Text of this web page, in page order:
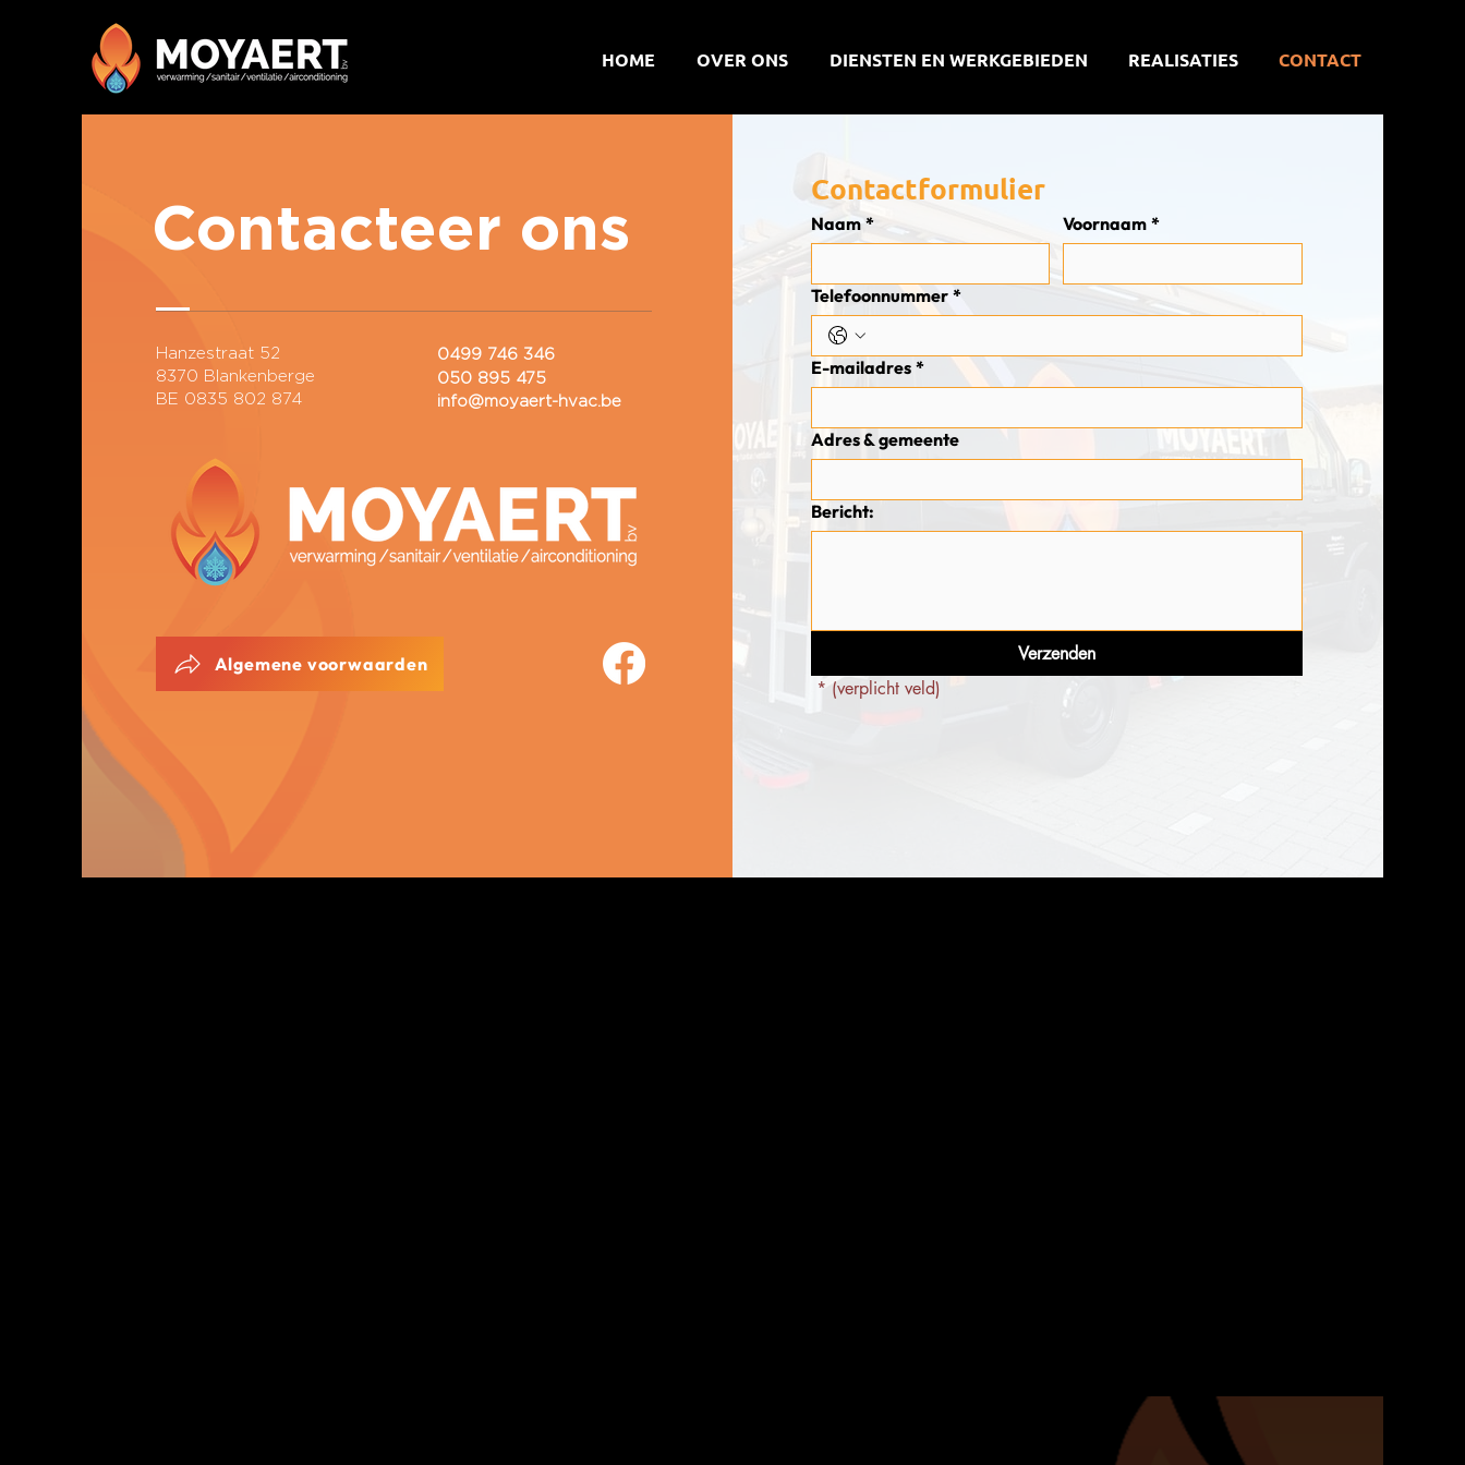
HOME OVER ONS DIENSTEN EN WERKGEBIEDEN REALISATIES CONTACT
Contacteer ons
Hanzestraat 52
8370 Blankenberge
BE 0835 802 874
0499 746 346
050 895 475
info@moyaert-hvac.be
Algemene voorwaarden
Contactformulier
Naam * Voornaam *
Telefoonnummer *
E-mailadres *
Adres & gemeente
Bericht:
Verzenden
* (verplicht veld)